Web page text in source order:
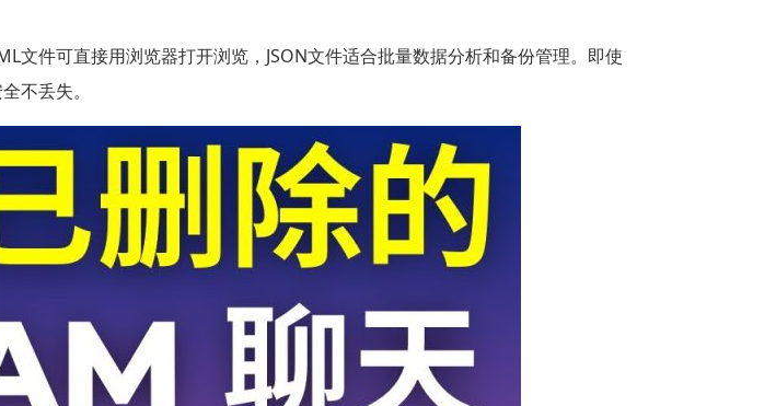
文件可直接用浏览器打开浏览，JSON文件适合批量数据分析和备份管理。即使
不丢失。